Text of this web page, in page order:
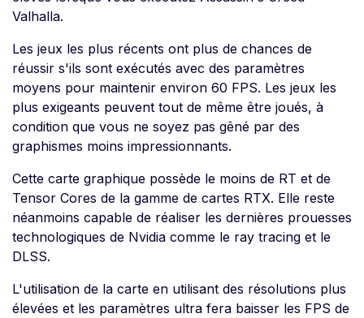
Valhalla.
Les jeux les plus récents ont plus de chances de
réussir s'ils sont exécutés avec des paramètres
moyens pour maintenir environ 60 FPS. Les jeux les
plus exigeants peuvent tout de même être joués, à
condition que vous ne soyez pas gêné par des
graphismes moins impressionnants.
Cette carte graphique possède le moins de RT et de
Tensor Cores de la gamme de cartes RTX. Elle reste
néanmoins capable de réaliser les dernières prouesses
technologiques de Nvidia comme le ray tracing et le
DLSS.
L'utilisation de la carte en utilisant des résolutions plus
élevées et les paramètres ultra fera baisser les FPS de